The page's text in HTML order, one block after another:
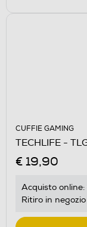
CUFFIE GAMING
TECHLIFE -
€ 19,90
Acquisto online:
Ritiro in